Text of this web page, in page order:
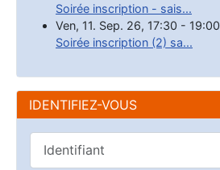
Soirée inscription - sais...
Ven, 11. Sep. 26, 17:30 - 19:00
Soirée inscription (2) sa...
IDENTIFIEZ-VOUS